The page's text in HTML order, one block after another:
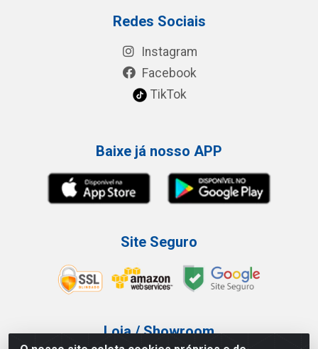
Redes Sociais
Instagram
Facebook
TikTok
Baixe já nosso APP
Site Seguro
Loja / Showroom